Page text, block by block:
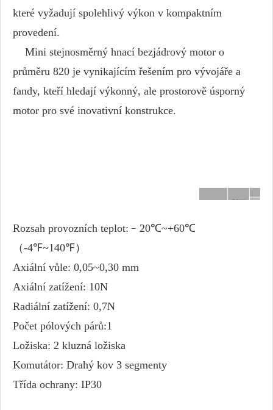
které vyžadují spolehlivý výkon v kompaktním
provedení.
Mini stejnosměrný hnací bezjádrový motor o
průměru 820 je vynikajícím řešením pro vývojáře a
fandy, kteří hledají výkonný, ale prostorově úsporný
motor pro své inovativní konstrukce.
Hodnoceno
Rozsah provozních teplot:﹣20℃~+60℃
（-4℉~140℉）
Axiální vůle: 0,05~0,30 mm
Axiální zatížení: 10N
Radiální zatížení: 0,7N
Počet pólových párů:1
Ložiska: 2 kluzná ložiska
Komutátor: Drahý kov 3 segmenty
Třída ochrany: IP30